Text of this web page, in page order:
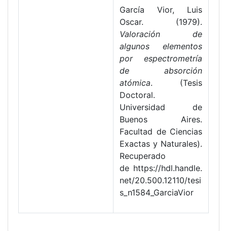
García Vior, Luis
Oscar. (1979).
Valoración de
algunos elementos
por espectrometría
de absorción
atómica. (Tesis
Doctoral.
Universidad de
Buenos Aires.
Facultad de Ciencias
Exactas y Naturales).
Recuperado
de https://hdl.handle.
net/20.500.12110/tesi
s_n1584_GarciaVior